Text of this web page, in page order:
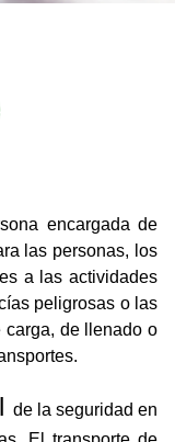
encargada de
las personas, los
a las actividades
peligrosas o las
carga, de llenado o
de la seguridad en